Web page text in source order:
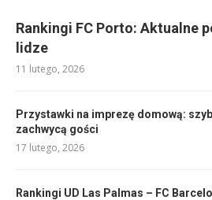
Rankingi FC Porto: Aktualne
lidze
11 lutego, 2026
Przystawki na imprezę domową:
zachwycą gości
17 lutego, 2026
Rankingi UD Las Palmas – FC